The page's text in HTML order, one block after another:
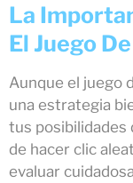
La
El Juego
Aunque el juego
una estrategia
tus posibilidades
de hacer clic
evaluar